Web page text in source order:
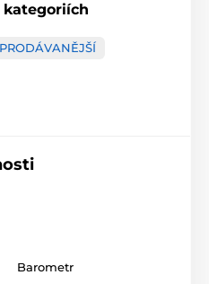
kategoriích
Barometr